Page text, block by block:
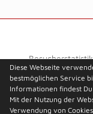
Team
Besucherstatistik
Diese Webseite
bestmöglichen Service
Informationen findest
Mit der Nutzung der
Verwendung von